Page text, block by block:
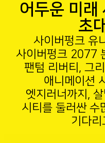
어두운 미래
초
사이버펑크 유
사이버펑크 2077
팬텀 리버티, 그
애니메이션
엣지러너까지,
시티를 둘러싼 수
기다